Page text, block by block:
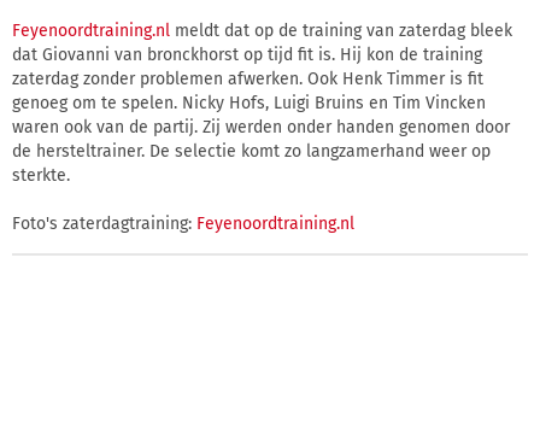
Feyenoordtraining.nl meldt dat op de training van zaterdag bleek
dat Giovanni van bronckhorst op tijd fit is. Hij kon de training
zaterdag zonder problemen afwerken. Ook Henk Timmer is fit
genoeg om te spelen. Nicky Hofs, Luigi Bruins en Tim Vincken
waren ook van de partij. Zij werden onder handen genomen door
de hersteltrainer. De selectie komt zo langzamerhand weer op
sterkte.
Foto's zaterdagtraining: Feyenoordtraining.nl